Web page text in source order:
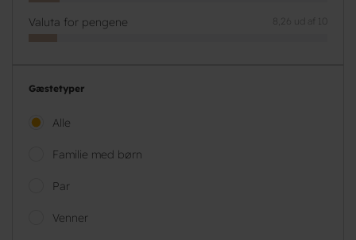
Valuta for pengene 8,26 ud af 10
Gæstetyper
Alle
Familie med børn
Par
Venner